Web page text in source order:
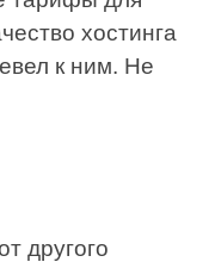
хостинга
к ним. Не
другого